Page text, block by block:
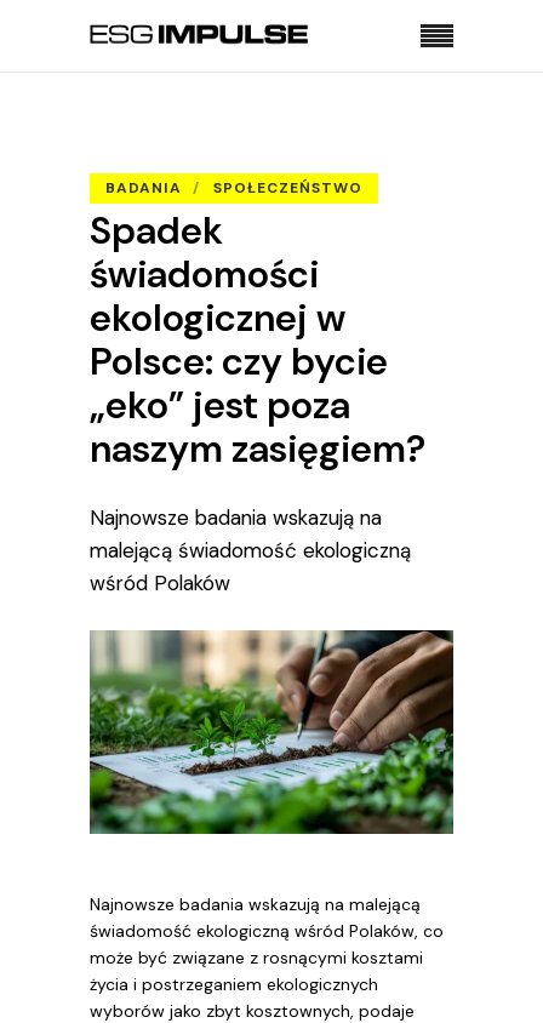
BADANIA SPOŁECZEŃSTWO
Spadek
świadomości
ekologicznej w
Polsce: czy bycie
„eko” jest poza
naszym zasięgiem?
Najnowsze badania wskazują na
malejącą świadomość ekologiczną
wśród Polaków
Najnowsze badania wskazują na malejącą
świadomość ekologiczną wśród Polaków, co
może być związane z rosnącymi kosztami
życia i postrzeganiem ekologicznych
wyborów jako zbyt kosztownych, podaje